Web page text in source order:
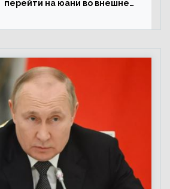
перейти на юани во внешней